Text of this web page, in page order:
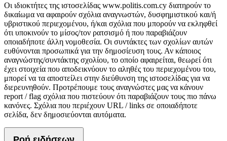
Οι ιδιοκτήτες της ιστοσελίδας www.politis.com.cy διατηρούν το
δικαίωμα να αφαιρούν σχόλια αναγνωστών, δυσφημιστικού και/ή
υβριστικού περιεχομένου, ή/και σχόλια που μπορούν να εκληφθεί
ότι υποκινούν το μίσος/τον ρατσισμό ή που παραβιάζουν
οποιαδήποτε άλλη νομοθεσία. Οι συντάκτες των σχολίων αυτών
ευθύνονται προσωπικά για την δημοσίευση τους. Αν κάποιος
αναγνώστης/συντάκτης σχολίου, το οποίο αφαιρείται, θεωρεί ότι
έχει στοιχεία που αποδεικνύουν το αληθές του περιεχομένου του,
μπορεί να τα αποστείλει στην διεύθυνση της ιστοσελίδας για να
διερευνηθούν. Προτρέπουμε τους αναγνώστες μας να κάνουν
report / flag σχόλια που πιστεύουν ότι παραβιάζουν τους πιο πάνω
κανόνες. Σχόλια που περιέχουν URL / links σε οποιαδήποτε
σελίδα, δεν δημοσιεύονται αυτόματα.